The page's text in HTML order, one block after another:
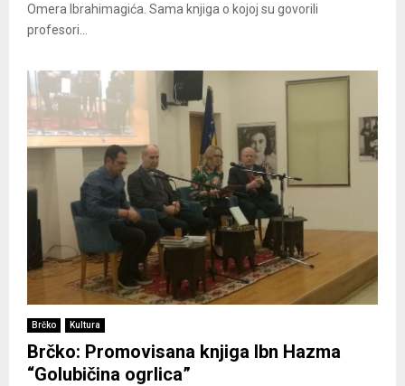
Omera Ibrahimagića. Sama knjiga o kojoj su govorili
profesori...
Brčko Kultura
Brčko: Promovisana knjiga Ibn Hazma
“Golubičina ogrlica”